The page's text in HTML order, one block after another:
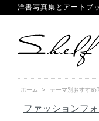
洋書写真集とアートブ
ホーム > テーマ別おすすめ
ファッションフォ